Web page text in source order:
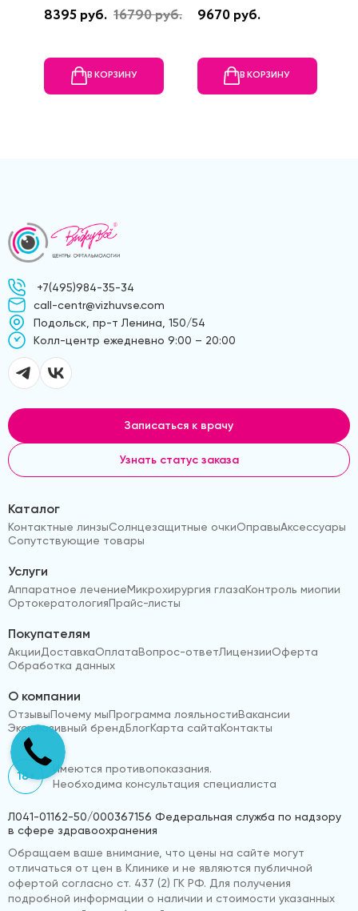
8395 руб. 16790 руб.
В КОРЗИНУ
9670 руб.
В КОРЗИНУ
+7(495)984-35-34
call-centr@vizhuvse.com
Подольск, пр-т Ленина, 150/54
Kолл-центр ежедневно 9:00 – 20:00
Записаться к врачу
Узнать статус заказа
Каталог
Контактные линзыСолнцезащитные очкиОправыАксессуары
Сопутствующие товары
Услуги
Аппаратное лечениеМикрохирургия глазаКонтроль миопии
ОртокератологияПрайс-листы
Покупателям
АкцииДоставкаОплатаВопрос-ответЛицензииОферта
Обработка данных
О компании
ОтзывыПочему мыПрограмма лояльностиВакансии
Эксклюзивный брендБлогКарта сайтаКонтакты
18+
Имеются противопоказания.
Необходима консультация специалиста
Л041-01162-50/000367156 Федеральная служба по надзору
в сфере здравоохранения
Обращаем ваше внимание, что цены на сайте могут
отличаться от цен в Клинике и не являются публичной
офертой согласно ст. 437 (2) ГК РФ. Для получения
подробной информации о наличии и стоимости указанных